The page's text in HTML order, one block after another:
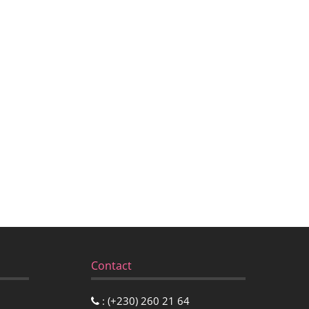
Contact
: (+230) 260 21 64